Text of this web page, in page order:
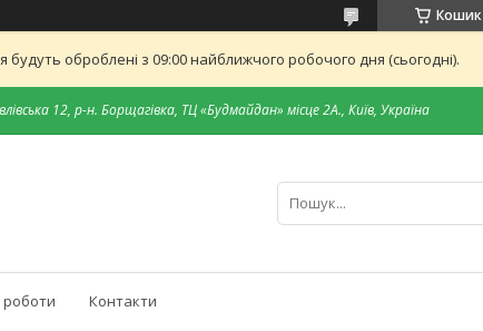
Кошик
оброблені з 09:00 найближчого робочого дня (сьогодні).
12, р-н. Борщагівка, ТЦ «Будмайдан» місце 2А., Київ, Україна
Контакти